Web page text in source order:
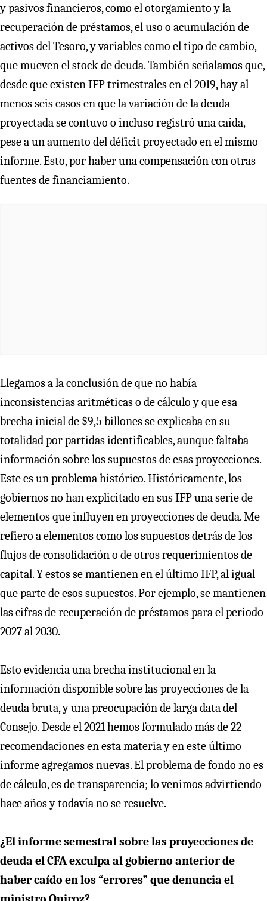
y pasivos financieros, como el otorgamiento y la
recuperación de préstamos, el uso o acumulación de
activos del Tesoro, y variables como el tipo de cambio,
que mueven el stock de deuda. También señalamos que,
desde que existen IFP trimestrales en el 2019, hay al
menos seis casos en que la variación de la deuda
proyectada se contuvo o incluso registró una caída,
pese a un aumento del déficit proyectado en el mismo
informe. Esto, por haber una compensación con otras
fuentes de financiamiento.
Llegamos a la conclusión de que no había
inconsistencias aritméticas o de cálculo y que esa
brecha inicial de $9,5 billones se explicaba en su
totalidad por partidas identificables, aunque faltaba
información sobre los supuestos de esas proyecciones.
Este es un problema histórico. Históricamente, los
gobiernos no han explicitado en sus IFP una serie de
elementos que influyen en proyecciones de deuda. Me
refiero a elementos como los supuestos detrás de los
flujos de consolidación o de otros requerimientos de
capital. Y estos se mantienen en el último IFP, al igual
que parte de esos supuestos. Por ejemplo, se mantienen
las cifras de recuperación de préstamos para el periodo
2027 al 2030.
Esto evidencia una brecha institucional en la
información disponible sobre las proyecciones de la
deuda bruta, y una preocupación de larga data del
Consejo. Desde el 2021 hemos formulado más de 22
recomendaciones en esta materia y en este último
informe agregamos nuevas. El problema de fondo no es
de cálculo, es de transparencia; lo venimos advirtiendo
hace años y todavía no se resuelve.
¿El informe semestral sobre las proyecciones de
deuda el CFA exculpa al gobierno anterior de
haber caído en los “errores” que denuncia el